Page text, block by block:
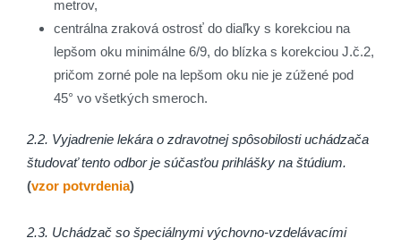
metrov,
centrálna zraková ostrosť do diaľky s korekciou na
lepšom oku minimálne 6/9, do blízka s korekciou J.č.2,
pričom zorné pole na lepšom oku nie je zúžené pod
45° vo všetkých smeroch.
2.2. Vyjadrenie lekára o zdravotnej spôsobilosti uchádzača
študovať tento odbor je súčasťou prihlášky na štúdium.
(vzor potvrdenia)
2.3. Uchádzač so špeciálnymi výchovno-vzdelávacími